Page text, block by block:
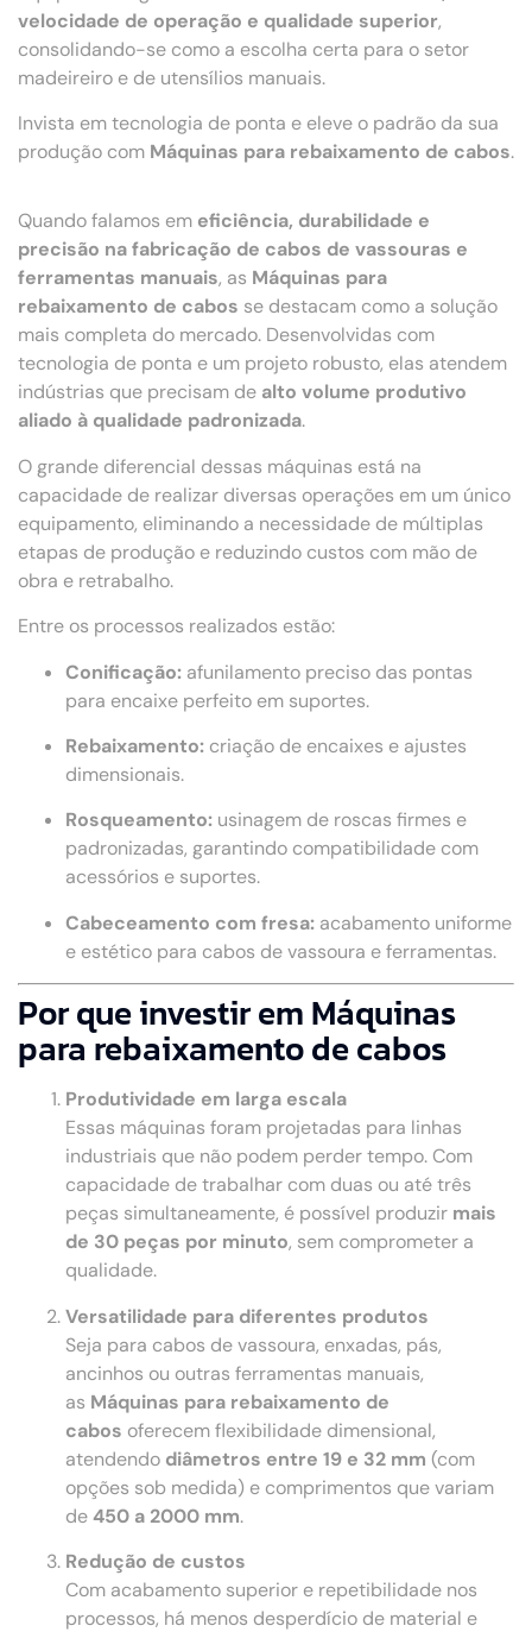
velocidade de operação e qualidade superior,
consolidando-se como a escolha certa para o setor
madeireiro e de utensílios manuais.
Invista em tecnologia de ponta e eleve o padrão da sua
produção com Máquinas para rebaixamento de cabos.
Quando falamos em eficiência, durabilidade e
precisão na fabricação de cabos de vassouras e
ferramentas manuais, as Máquinas para
rebaixamento de cabos se destacam como a solução
mais completa do mercado. Desenvolvidas com
tecnologia de ponta e um projeto robusto, elas atendem
indústrias que precisam de alto volume produtivo
aliado à qualidade padronizada.
O grande diferencial dessas máquinas está na
capacidade de realizar diversas operações em um único
equipamento, eliminando a necessidade de múltiplas
etapas de produção e reduzindo custos com mão de
obra e retrabalho.
Entre os processos realizados estão:
Conificação: afunilamento preciso das pontas
para encaixe perfeito em suportes.
Rebaixamento: criação de encaixes e ajustes
dimensionais.
Rosqueamento: usinagem de roscas firmes e
padronizadas, garantindo compatibilidade com
acessórios e suportes.
Cabeceamento com fresa: acabamento uniforme
e estético para cabos de vassoura e ferramentas.
Por que investir em Máquinas
para rebaixamento de cabos
Produtividade em larga escala
Essas máquinas foram projetadas para linhas
industriais que não podem perder tempo. Com
capacidade de trabalhar com duas ou até três
peças simultaneamente, é possível produzir mais
de 30 peças por minuto, sem comprometer a
qualidade.
Versatilidade para diferentes produtos
Seja para cabos de vassoura, enxadas, pás,
ancinhos ou outras ferramentas manuais,
as Máquinas para rebaixamento de
cabos oferecem flexibilidade dimensional,
atendendo diâmetros entre 19 e 32 mm (com
opções sob medida) e comprimentos que variam
de450 a 2000 mm.
Redução de custos
Com acabamento superior e repetibilidade nos
processos, há menos desperdício de material e